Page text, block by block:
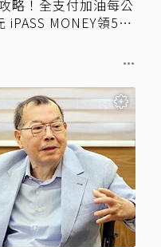
略！全支付加油每公
iPASS MONEY領50